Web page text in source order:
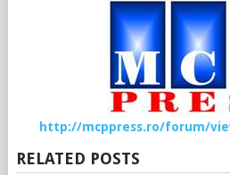
http://mcppress.ro/forum/
RELATED POSTS